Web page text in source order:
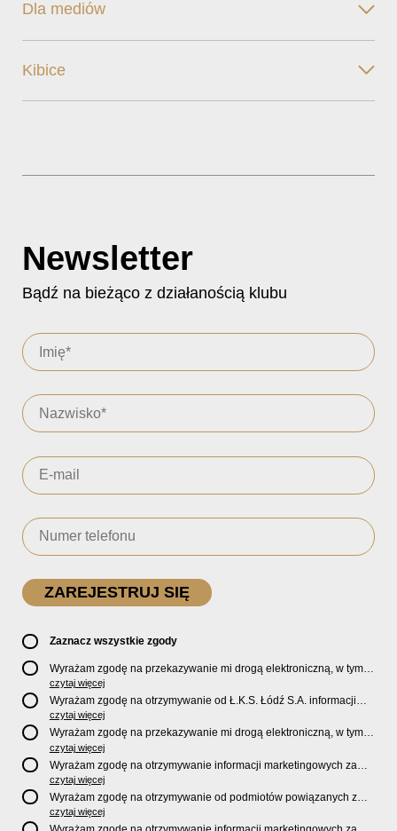
Dla mediów
Kibice
Newsletter
Bądź na bieżąco z działanością klubu
Zaznacz wszystkie zgody
Wyrażam zgodę na przekazywanie mi drogą elektroniczną, w tym
pocztą e-mail, oficjalnego newslettera oraz informacji o zniżkach,
promocjach, nowościach, biletach, karnetach, ofercie sklepu U2
Store oraz serwisu bilety.lkslodz.pl i innych produktach oraz
usługach oferowanych przez Ł.K.S. Łódź S.A.
czytaj więcej
Wyrażam zgodę na otrzymywanie od Ł.K.S. Łódź S.A. informacji
marketingowych dotyczących działalności spółki, ofert, wydarzeń i
produktów za pośrednictwem wiadomości SMS oraz połączeń
telefonicznych.
czytaj więcej
Wyrażam zgodę na przekazywanie mi drogą elektroniczną, w tym
pocztą e-mail, informacji handlowych i marketingowych o
produktach, usługach i działalnościSponsorów i PartnerówŁ.K.S.
Łódź S.A.
czytaj więcej
Wyrażam zgodę na otrzymywanie informacji marketingowych za
pośrednictwem wiadomości SMS oraz połączeń telefonicznych
odSponsorów i PartnerówŁ.K.S. Łódź S.A.
czytaj więcej
Wyrażam zgodę na otrzymywanie od podmiotów powiązanych z
Ł.K.S. Łódź S.A., tj. Fundacji ŁKS oraz Sport Catering sp. z
o.o. informacji marketingowych oraz informacji handlowych o
czytaj więcej